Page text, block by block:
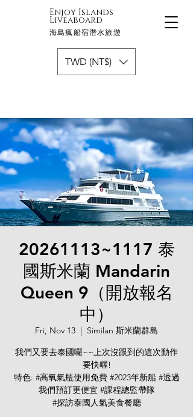
Enjoy Islands
Liveaboard
海島瘋船宿潛水旅遊
TWD (NT$)
20261113~1117 泰
國斯米蘭 Mandarin
Queen 9（開放報名
中）
Fri, Nov 13
  |
Similan 斯米蘭群島
我們又要去泰國囉~~上次沒跟到的這次動作
要快喔!
特色: #高氧氣瓶使用免費 #2023年新船 #透過
我們預訂更便宜 #課程總監帶隊
#探訪泰國人氣美食餐廳